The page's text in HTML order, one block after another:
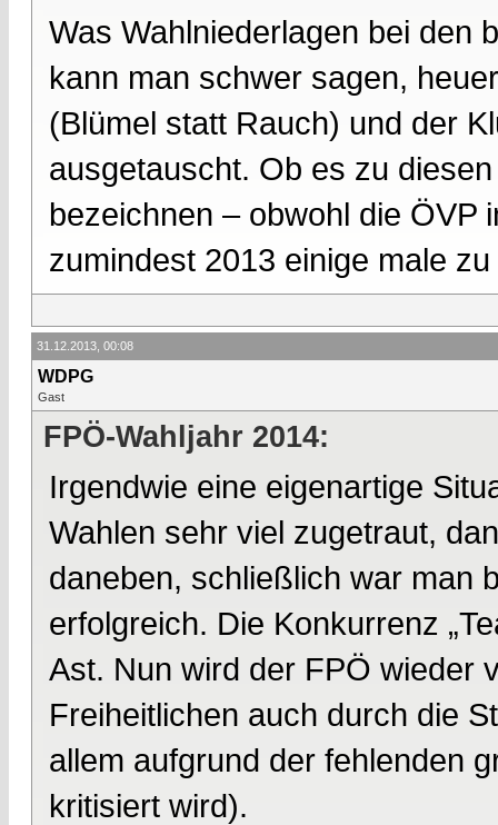
Was Wahlniederlagen bei den
kann man schwer sagen,
(Blümel statt Rauch) und der
ausgetauscht. Ob es zu
bezeichnen – obwohl die ÖVP
zumindest 2013 einige male
31.12.2013, 00:08
WDPG
Gast
FPÖ-Wahljahr 2014:
Irgendwie eine eigenartige
Wahlen sehr viel zugetraut,
daneben, schließlich war man
erfolgreich. Die Konkurrenz
Ast. Nun wird der FPÖ wieder
Freiheitlichen auch durch die
allem aufgrund der fehlenden
kritisiert wird).